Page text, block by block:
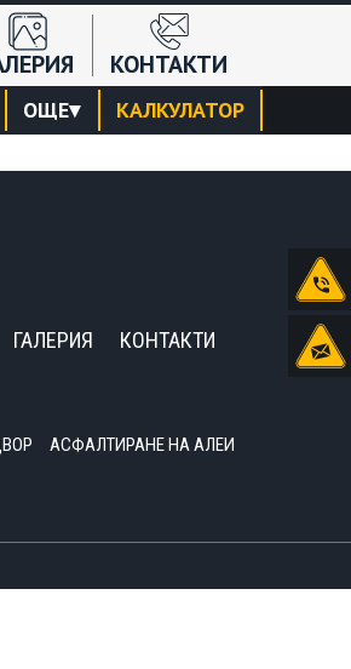
КОНТАКТИ
ОЩЕ▾ КАЛКУЛАТОР
ГАЛЕРИЯ КОНТАКТИ
АСФАЛТИРАНЕ НА АЛЕИ